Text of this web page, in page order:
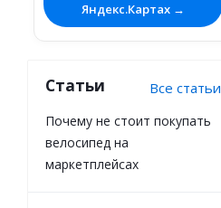
Яндекс.Картах →
Статьи Все статьи
Почему не стоит покупать
велосипед на
маркетплейсах